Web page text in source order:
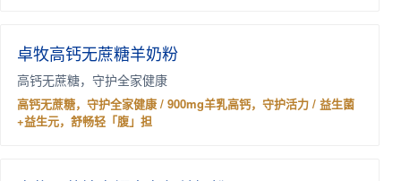
卓牧高钙无蔗糖羊奶粉
高钙无蔗糖，守护全家健康
高钙无蔗糖，守护全家健康 / 900mg羊乳高钙，守护活力 / 益生菌
+益生元，舒畅轻「腹」担